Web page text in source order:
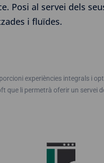
Posi al servei dels
i fluïdes.
experiències integrals i
que li permetrà oferir un servei